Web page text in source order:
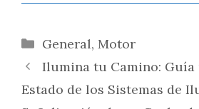
Categorías
General, Motor
Ilumina tu Camino: Guía
Estado de los Sistemas de